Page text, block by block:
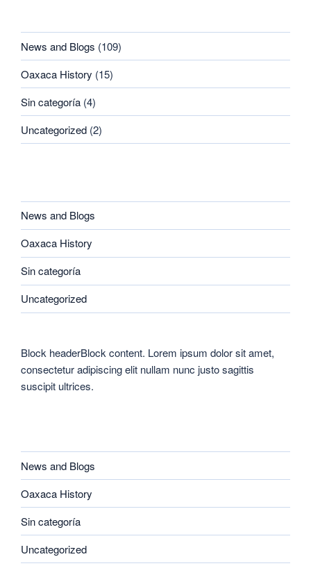
News and Blogs (109)
Oaxaca History (15)
Sin categoría (4)
Uncategorized (2)
News and Blogs
Oaxaca History
Sin categoría
Uncategorized
Block headerBlock content. Lorem ipsum dolor sit amet,
consectetur adipiscing elit nullam nunc justo sagittis
suscipit ultrices.
News and Blogs
Oaxaca History
Sin categoría
Uncategorized